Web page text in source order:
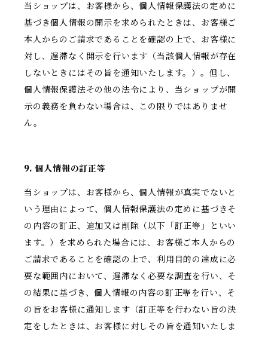
当ショップは、お客様から、個人情報保護法の定めに
基づき個人情報の開示を求められたときは、お客様ご
本人からのご請求であることを確認の上で、お客様に
対し、遅滞なく開示を行います（当該個人情報が存在
しないときにはその旨を通知いたします。）。但し、
個人情報保護法その他の法令により、当ショップが開
示の義務を負わない場合は、この限りではありませ
ん。
9. 個人情報の訂正等
当ショップは、お客様から、個人情報が真実でないと
いう理由によって、個人情報保護法の定めに基づきそ
の内容の訂正、追加又は削除（以下「訂正等」といい
ます。）を求められた場合には、お客様ご本人からの
ご請求であることを確認の上で、利用目的の達成に必
要な範囲内において、遅滞なく必要な調査を行い、そ
の結果に基づき、個人情報の内容の訂正等を行い、そ
の旨をお客様に通知します（訂正等を行わない旨の決
定をしたときは、お客様に対しその旨を通知いたしま